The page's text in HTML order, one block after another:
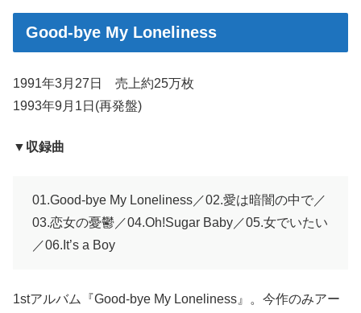
Good-bye My Loneliness
1991年3月27日 売上約25万枚
1993年9月1日(再発盤)
▼収録曲
01.Good-bye My Loneliness／02.愛は暗闇の中で／
03.恋女の憂鬱／04.Oh!Sugar Baby／05.女でいたい
／06.It’s a Boy
1stアルバム『Good-bye My Loneliness』。今作のみアー